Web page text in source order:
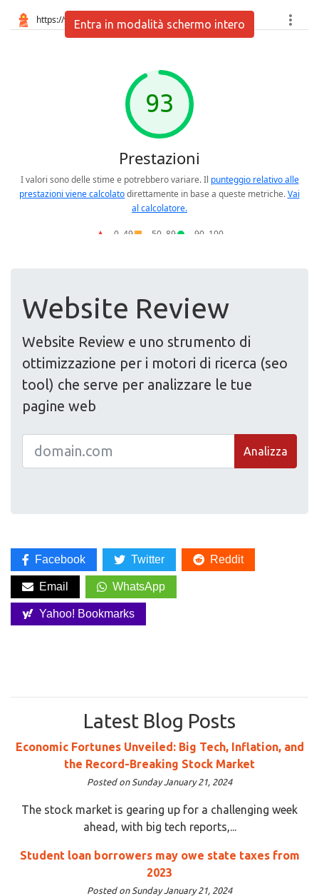
Entra in modalità schermo intero
Website Review
Website Review e uno strumento di
ottimizzazione per i motori di ricerca (seo
tool) che serve per analizzare le tue
pagine web
Analizza
Facebook Twitter Reddit
Email WhatsApp
Yahoo! Bookmarks
Latest Blog Posts
Economic Fortunes Unveiled: Big Tech, Inflation, and
the Record-Breaking Stock Market
Posted on Sunday January 21, 2024
The stock market is gearing up for a challenging week
ahead, with big tech reports,...
Student loan borrowers may owe state taxes from
2023
Posted on Sunday January 21, 2024